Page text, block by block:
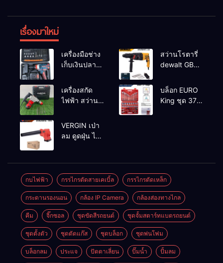
เรื่องมาใหม่
เครื่องมือช่าง
เก็บเงินปลาย
สว่านโรตารี่
dewalt GBH
2-26 DFR ทุ่น
ทองแดงแท้
100%
เครื่องสกัด
ไฟฟ้า สว่าน
MAKTEC รุ่น MT2926A
บล็อก EURO
King ชุด 37
VERGIN เป่า
ลม ดูดฝุ่น ไร้
กบไฟฟ้า กรรไกรตัดสายเคเบิ้ล กรรไกรตัดเหล็ก
กระดานรองนอน กล้อง IP Camera กล้องส่องทางไกล
คีม จิ๊กซอล ชุดขัดสีรถยนต์​ ชุดจั้มสตาร์ทแบตรถยนต์
ชุดตั้งตัว ชุดตัดแก๊ส ชุดบล็อก ชุดพ่นโฟม
บล็อกลม ประแจ ปัตตาเลี่ยน ปั๊มน้ำ ปั้มลม